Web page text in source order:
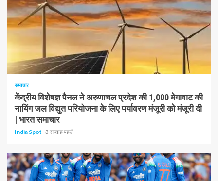
1 न्यूनतम पढ़ा
समाचार
केंद्रीय विशेषज्ञ पैनल ने अरुणाचल प्रदेश की 1,000 मेगावाट की
नायिंग जल विद्युत परियोजना के लिए पर्यावरण मंजूरी को मंजूरी दी
| भारत समाचार
India Spot 3 सप्ताह पहले